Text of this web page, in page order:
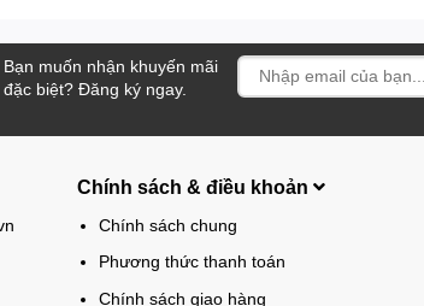
Bạn muốn nhận khuyến mãi
đặc biệt? Đăng ký ngay.
Chính sách & điều khoản
Chính sách chung
Phương thức thanh toán
Chính sách giao hàng